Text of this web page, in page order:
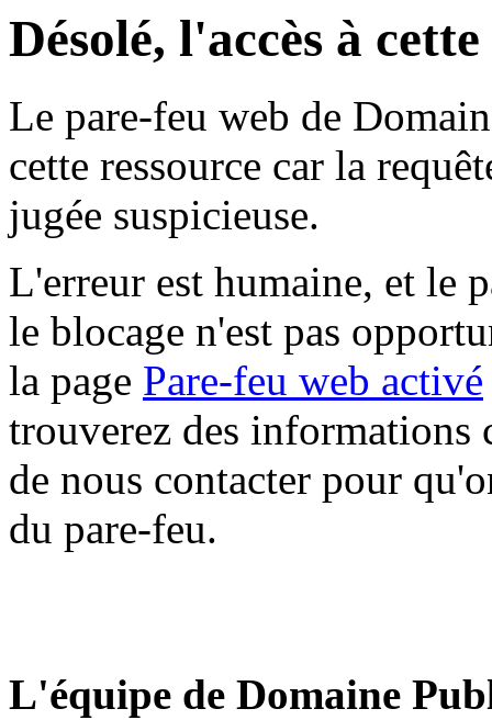
Désolé, l'accès à
Le pare-feu web de
cette ressource car la
jugée suspicieuse.
L'erreur est humaine, et le
le blocage n'est pas
la page Pare-feu web activé
trouverez des informations
de nous contacter pour
du pare-feu.
L'équipe de Domaine